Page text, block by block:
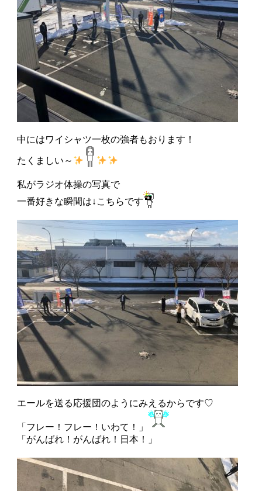
中にはワイシャツ一枚の強者もおります！
たくましい～
私がラジオ体操の写真で
一番好きな瞬間は↓こちらです
エールを送る応援団のようにみえるからです♡
「フレー！フレー！いわて！」
「がんばれ！がんばれ！日本！」